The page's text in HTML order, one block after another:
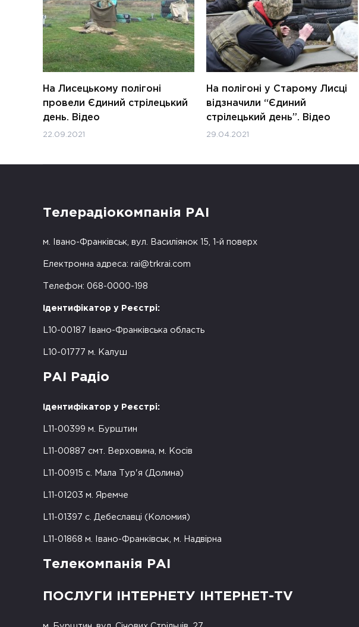
На Лисецькому полігоні
провели Єдиний стрілецький
день. Відео
22.09.2021
На полігоні у Старому Лисці
відзначили “Єдиний
стрілецький день”. Відео
29.04.2021
Телерадіокомпанія РАІ
м. Івано-Франківськ, вул. Василіянок 15, 1-й поверх
Електронна адреса: rai@trkrai.com
Телефон: 068-0000-198
Ідентифікатор у Реєстрі:
L10-00187 Івано-Франківська область
L10-01777 м. Калуш
РАІ Радіо
Ідентифікатор у Реєстрі:
L11-00399 м. Бурштин
L11-00887 смт. Верховина, м. Косів
L11-00915 с. Мала Тур'я (Долина)
L11-01203 м. Яремче
L11-01397 с. Дебеславці (Коломия)
L11-01868 м. Івано-Франківськ, м. Надвірна
Телекомпанія РАІ
ПОСЛУГИ ІНТЕРНЕТУ ІНТЕРНЕТ-TV